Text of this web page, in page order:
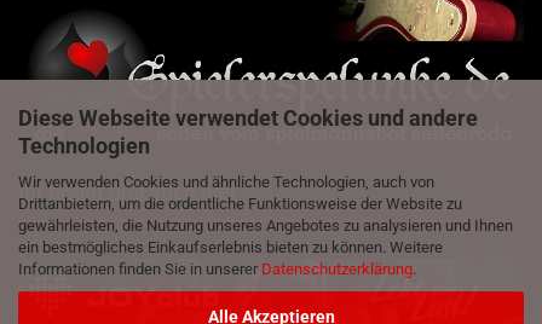
Diese Webseite verwendet Cookies und andere
Technologien
Wir verwenden Cookies und ähnliche Technologien, auch von
Drittanbietern, um die ordentliche Funktionsweise der Website zu
gewährleisten, die Nutzung unseres Angebotes zu analysieren und Ihnen
ein bestmögliches Einkaufserlebnis bieten zu können. Weitere
Informationen finden Sie in unserer Datenschutzerklärung.
Alle Akzeptieren
Ihr findet uns auch hier: